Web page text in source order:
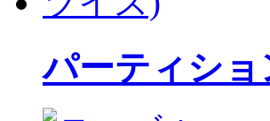
パーティショ